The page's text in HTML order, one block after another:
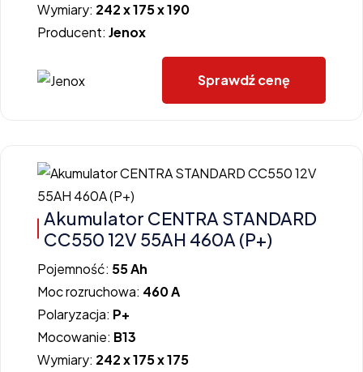
Wymiary: 242 x 175 x 190
Producent: Jenox
Sprawdź cenę
Akumulator CENTRA STANDARD
CC550 12V 55AH 460A (P+)
Pojemność: 55 Ah
Moc rozruchowa: 460 A
Polaryzacja: P+
Mocowanie: B13
Wymiary: 242 x 175 x 175